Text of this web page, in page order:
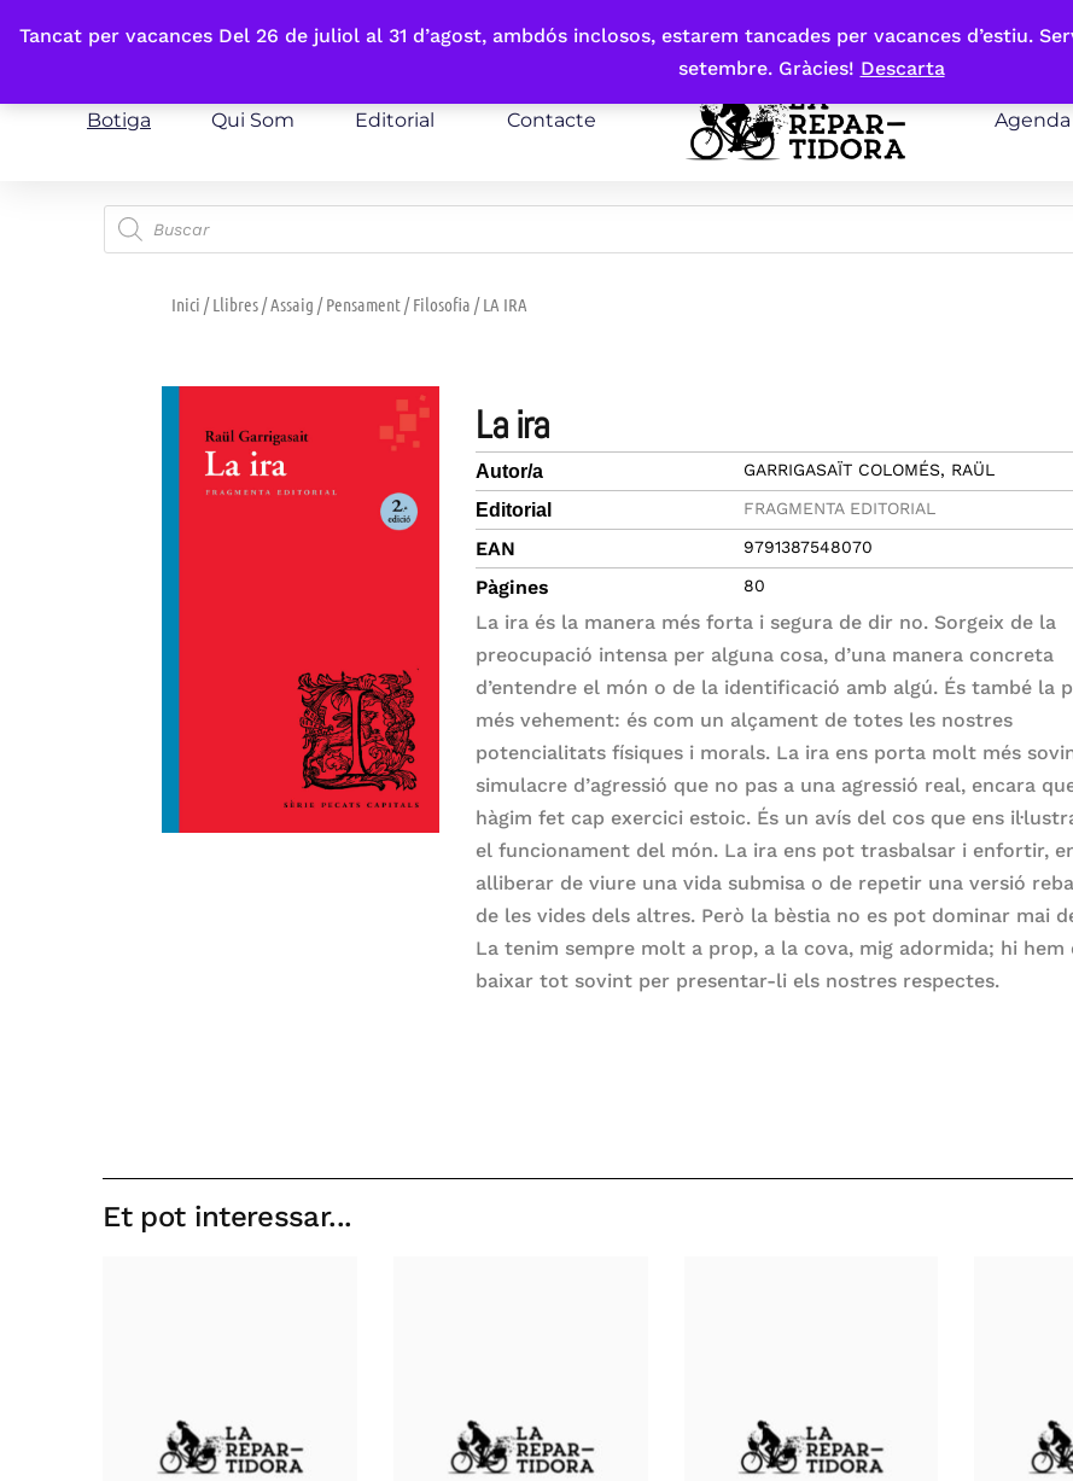
Tancat per vacances Del 26 de juliol al 31 d’agost, ambdós inclosos, estarem tancades per vacances d’estiu.
setembre. Gràcies! Descarta
Fes-te'n sòcia
Botiga Qui Som Editorial Contacte Agenda
Inici /Llibres/Assaig /Pensament/Filosofia / LA IRA
la ira
Autor/a GARRIGASAÏT COLOMÉS, RAÜL
Editorial FRAGMENTA EDITORIAL
EAN 9791387548070
Pàgines 80
La ira és la manera més forta i segura de dir no. Sorgeix de la
preocupació intensa per alguna cosa, d’una manera concreta
d’entendre el món o de la identificació amb algú. És també la
més vehement: és com un alçament de totes les nostres
potencialitats físiques i morals. La ira ens porta molt més
simulacre d’agressió que no pas a una agressió real, encara
hàgim fet cap exercici estoic. És un avís del cos que ens
el funcionament del món. La ira ens pot trasbalsar i enfortir,
alliberar de viure una vida submisa o de repetir una versió
de les vides dels altres. Però la bèstia no es pot dominar mai
La tenim sempre molt a prop, a la cova, mig adormida; hi hem
baixar tot sovint per presentar-li els nostres respectes.
Et pot interessar...